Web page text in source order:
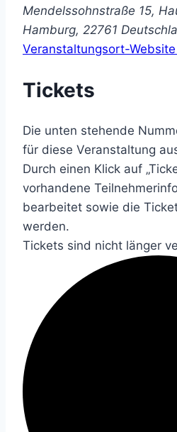
Mendelssohnstraße 15,
Hamburg, 22761
Veranstaltungsort-
Tickets
Die unten stehende
für diese Veranstaltung
Durch einen Klick auf
vorhandene
bearbeitet sowie die
werden.
Tickets sind nicht länger